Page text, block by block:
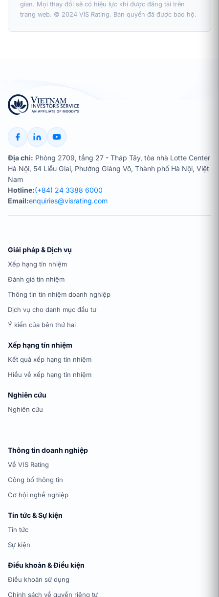
gian. Mọi thay đổi sẽ có hiệu lực khi được đăng tải trên
trang web. © 2024 VIS Rating. Bản quyền đã được bảo hộ.
Địa chỉ: Phòng 2709, tầng 27 - Tháp Tây, tòa nhà Lotte Center
Hà Nội, 54 Liễu Giai, Phường Giảng Võ, Thành phố Hà Nội, Việt
Nam
Hotline:(+84) 24 3388 6000
Email:enquiries@visrating.com
Giải pháp & Dịch vụ
Xếp hạng tín nhiệm
Đánh giá tín nhiệm
Thông tin tín nhiệm doanh nghiệp
Dịch vụ cho danh mục đầu tư
Ý kiến của bên thứ hai
Xếp hạng tín nhiệm
Kết quả xếp hạng tín nhiệm
Hiểu về xếp hạng tín nhiệm
Nghiên cứu
Nghiên cứu
Thông tin doanh nghiệp
Về VIS Rating
Công bố thông tin
Cơ hội nghề nghiệp
Tin tức & Sự kiện
Tin tức
Sự kiện
Điều khoản & Điều kiện
Điều khoản sử dụng
Chính sách về quyền riêng tư